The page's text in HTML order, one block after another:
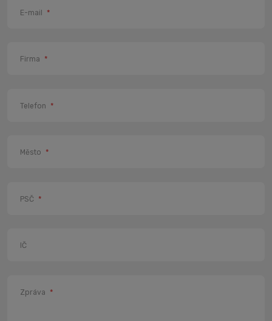
E-mail *
Firma *
Telefon *
Město *
PSČ *
IČ
Zpráva *